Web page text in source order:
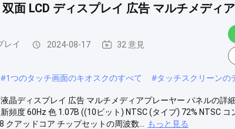
面 LCD ディスプレイ 広告 マルチメディ
レイ 2024-08-17 32 意見
#1つのタッチ画面のキオスクのすべて #タッチスクリーンの
晶ディスプレイ 広告 マルチメディアプレーヤー パネルの詳
頻度 60Hz 色 1.07B ((10ビット) NTSC (タイプ) 72% NTSC
クアッドコア チップセットの周波数...
もっと見る